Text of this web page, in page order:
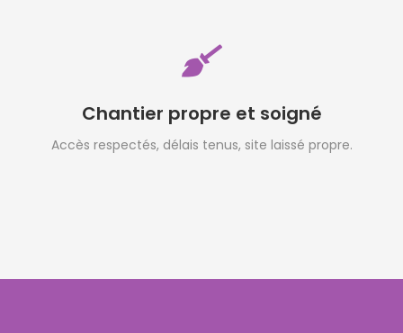
Chantier propre et soigné
Accès respectés, délais tenus, site laissé propre.